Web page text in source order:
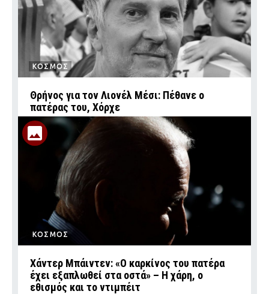
ΚΟΣΜΟΣ
Θρήνος για τον Λιονέλ Μέσι: Πέθανε ο
πατέρας του, Χόρχε
ΚΟΣΜΟΣ
Χάντερ Μπάιντεν: «Ο καρκίνος του πατέρα
έχει εξαπλωθεί στα οστά» – Η χάρη, ο
εθισμός και το ντιμπέιτ